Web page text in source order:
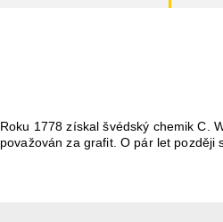
Roku 1778 získal švédský chemik C.
považován za grafit. O pár let